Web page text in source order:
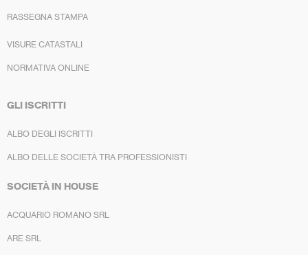
RASSEGNA STAMPA
VISURE CATASTALI
NORMATIVA ONLINE
GLI ISCRITTI
ALBO DEGLI ISCRITTI
ALBO DELLE SOCIETÀ TRA PROFESSIONISTI
SOCIETÀ IN HOUSE
ACQUARIO ROMANO SRL
ARE SRL